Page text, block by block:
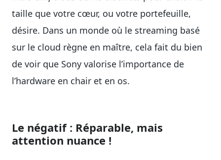
taille que votre cœur, ou votre portefeuille,
désire. Dans un monde où le streaming basé
sur le cloud règne en maître, cela fait du bien
de voir que Sony valorise l’importance de
l’hardware en chair et en os.
Le négatif : Réparable, mais
attention nuance !